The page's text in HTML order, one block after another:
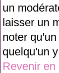
un
laisser un
noter
quelqu'un
Revenir en